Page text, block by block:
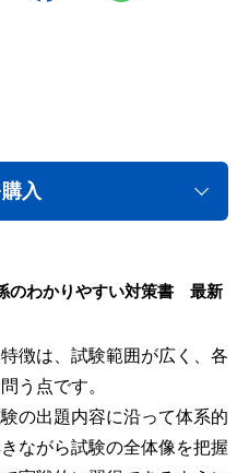
入
のわかりやすい対策書 最新
徴は、試験範囲が広く、各
う点です。
の出題内容に沿って体系的
ながら試験の全体像を把握